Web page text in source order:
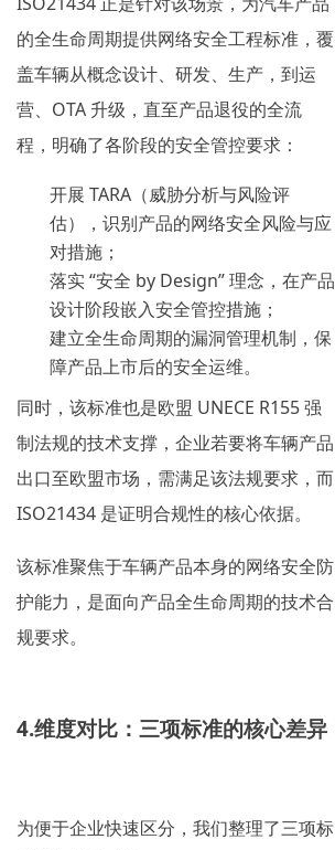
的全生命周期提供网络安全工程标准，覆
盖车辆从概念设计、研发、生产，到运
营、OTA 升级，直至产品退役的全流
程，明确了各阶段的安全管控要求：
开展 TARA（威胁分析与风险评
估），识别产品的网络安全风险与应
对措施；
落实 “安全 by Design” 理念，在产品
设计阶段嵌入安全管控措施；
建立全生命周期的漏洞管理机制，保
障产品上市后的安全运维。
同时，该标准也是欧盟 UNECE R155 强
制法规的技术支撑，企业若要将车辆产品
出口至欧盟市场，需满足该法规要求，而
ISO21434 是证明合规性的核心依据。
该标准聚焦于车辆产品本身的网络安全防
护能力，是面向产品全生命周期的技术合
规要求。
4.维度对比：三项标准的核心差异
为便于企业快速区分，我们整理了三项标